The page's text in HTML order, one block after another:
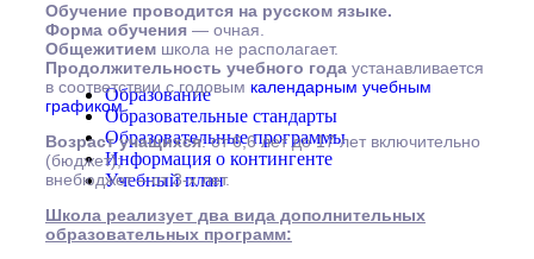
Образование
Образовательные стандарты
Образовательные программы
Информация о контингенте
Учебный план
Обучение проводится на русском языке.
Форма обучения — очная.
Общежитием школа не располагает.
Продолжительность учебного года устанавливается
в соответствии с годовым календарным учебным
графиком.
Возраст учащихся: от 6,6 лет до 17 лет включительно
(бюджет);
внебюджет – от 3-х лет.
Школа реализует два вида дополнительных
образовательных программ: